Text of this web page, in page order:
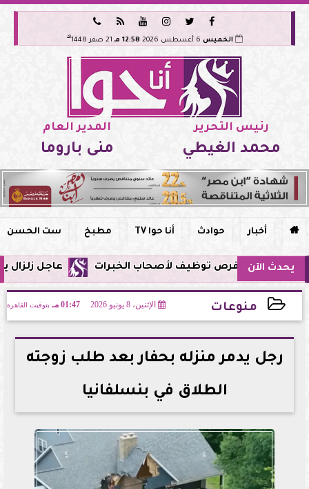






الخميس 12:58 مـ 21 صفر 1448 هـ
رئيس التحرير
محمد الغيطي
المدير العام
منى باروما
 أخبار حوادث أنا حوا TV مطبخ ست الحسن
يحدث الآن عاجل زلزال يشعر به سكان مصر فجر
منوعات الإثنين، 8 يونيو 2026 01:47 مـ بتوقيت القاهرة
2026-06-08 13:47:50
رجل يدمر منزله بحفار بعد طلب زوجته
الطلاق في بنسلفانيا